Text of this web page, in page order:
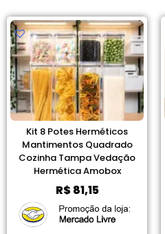
Kit 8 Potes Herméticos
Mantimentos Quadrado
Cozinha Tampa Vedação
Hermética Amobox
R$81,15